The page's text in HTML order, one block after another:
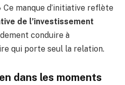
Ce manque d’initiative reflète
de l’investissement
conduire à
qui porte seul la relation.
dans les moments